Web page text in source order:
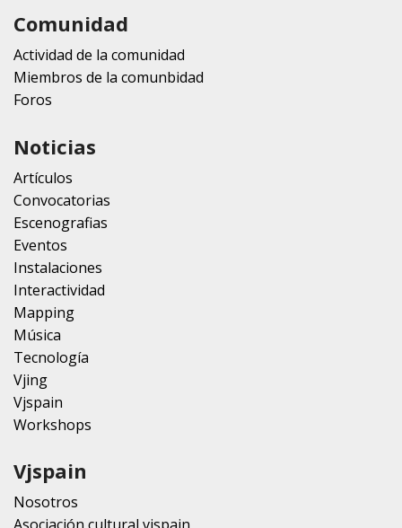
Comunidad
Actividad de la comunidad
Miembros de la comunbidad
Foros
Noticias
Artículos
Convocatorias
Escenografias
Eventos
Instalaciones
Interactividad
Mapping
Música
Tecnología
Vjing
Vjspain
Workshops
Vjspain
Nosotros